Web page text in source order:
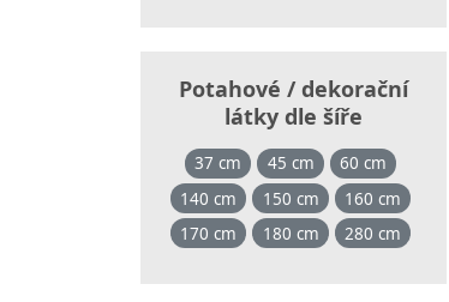
Potahové / dekorační
látky dle šíře
37 cm 45 cm
60 cm
140 cm
150 cm
160 cm
170 cm
180 cm 280 cm